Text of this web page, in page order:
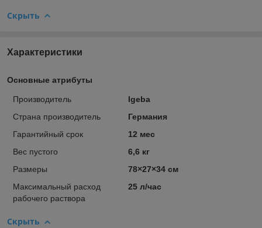
Скрыть
Характеристики
Основные атрибуты
Производитель
Igeba
Страна производитель
Германия
Гарантийный срок
12 мес
Вес пустого
6,6 кг
Размеры
78×27×34 см
Максимальный расход
рабочего раствора
25 л/час
Скрыть